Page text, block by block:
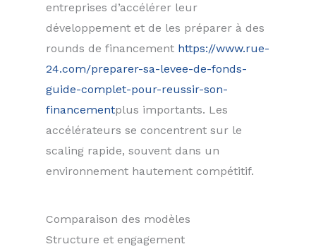
entreprises d’accélérer leur
développement et de les préparer à des
rounds de financement https://www.rue-
24.com/preparer-sa-levee-de-fonds-
guide-complet-pour-reussir-son-
financementplus importants. Les
accélérateurs se concentrent sur le
scaling rapide, souvent dans un
environnement hautement compétitif.
Comparaison des modèles
Structure et engagement